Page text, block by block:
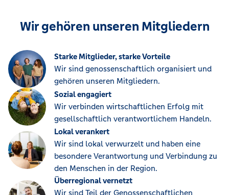
Wir gehören unseren Mitgliedern
Starke Mitglieder, starke Vorteile
Wir sind genossenschaftlich organisiert und
gehören unseren Mitgliedern.
Sozial engagiert
Wir verbinden wirtschaftlichen Erfolg mit
gesellschaftlich verantwortlichem Handeln.
Lokal verankert
Wir sind lokal verwurzelt und haben eine
besondere Verantwortung und Verbindung zu
den Menschen in der Region.
Überregional vernetzt
Wir sind Teil der Genossenschaftlichen